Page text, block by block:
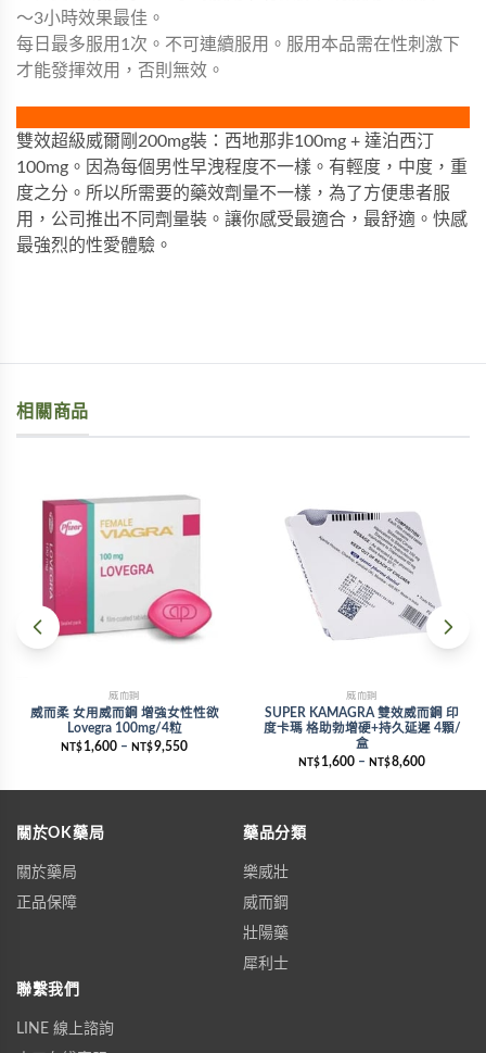
～3小時效果最佳。
每日最多服用1次。不可連續服用。服用本品需在性刺激下
才能發揮效用，否則無效。
雙效超級威爾剛200mg裝：西地那非100mg + 達泊西汀
100mg。因為每個男性早洩程度不一樣。有輕度，中度，重
度之分。所以所需要的藥效劑量不一樣，為了方便患者服
用，公司推出不同劑量裝。讓你感受最適合，最舒適。快感
最強烈的性愛體驗。
相關商品
威而鋼
威而柔 女用威而鋼 增強女性性欲
Lovegra 100mg/4粒
NT$ 1,600 – NT$9,550
威而鋼
SUPER KAMAGRA 雙效威而鋼 印
度卡瑪 格助勃增硬+持久延遲 4顆/
盒
NT$ 1,600 – NT$8,600
關於OK藥局
關於藥局
正品保障
藥品分類
樂威壯
威而鋼
壯陽藥
犀利士
聯繫我們
LINE 線上諮詢